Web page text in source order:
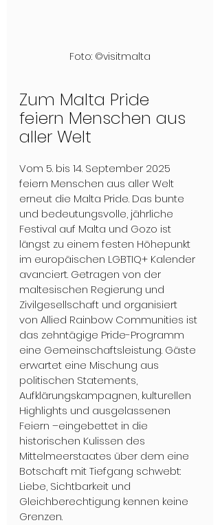
Foto: ©visitmalta
Zum Malta Pride
feiern Menschen aus
aller Welt
Vom 5. bis 14. September 2025
feiern Menschen aus aller Welt
erneut die Malta Pride. Das bunte
und bedeutungsvolle, jährliche
Festival auf Malta und Gozo ist
längst zu einem festen Höhepunkt
im europäischen LGBTIQ+ Kalender
avanciert. Getragen von der
maltesischen Regierung und
Zivilgesellschaft und organisiert
von Allied Rainbow Communities ist
das zehntägige Pride-Programm
eine Gemeinschaftsleistung. Gäste
erwartet eine Mischung aus
politischen Statements,
Aufklärungskampagnen, kulturellen
Highlights und ausgelassenen
Feiern –eingebettet in die
historischen Kulissen des
Mittelmeerstaates über dem eine
Botschaft mit Tiefgang schwebt:
Liebe, Sichtbarkeit und
Gleichberechtigung kennen keine
Grenzen.